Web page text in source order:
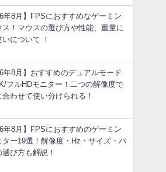
年8月】FPSにおすすめなゲーミン
ス！マウスの選び方や性能、重量に
いについて ！
年8月】おすすめのデュアルモード
フルHDモニター！二つの解像度で
合わせて使い分けられる！
年8月】FPSにおすすめのゲーミン
ター19選！解像度・Hz・サイズ・パ
選び方も解説！